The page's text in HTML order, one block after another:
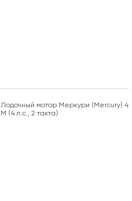
Лодочный мотор Меркури (Mercury) 4
M (4 л.с., 2 такта)